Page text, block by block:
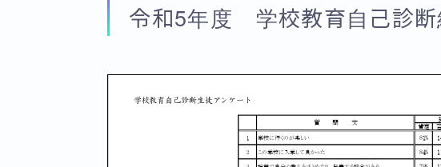
令和5年度 学校教育自己診断